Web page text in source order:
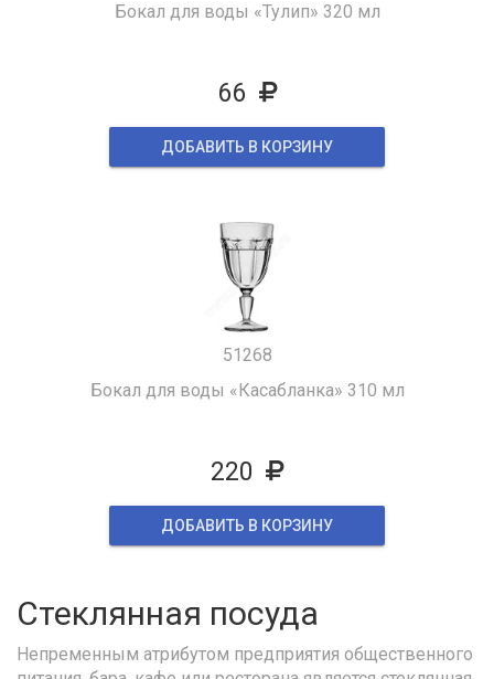
Бокал для воды «Тулип» 320 мл
66
ДОБАВИТЬ В КОРЗИНУ
51268
Бокал для воды «Касабланка» 310 мл
220
ДОБАВИТЬ В КОРЗИНУ
Стеклянная посуда
Непременным атрибутом предприятия общественного